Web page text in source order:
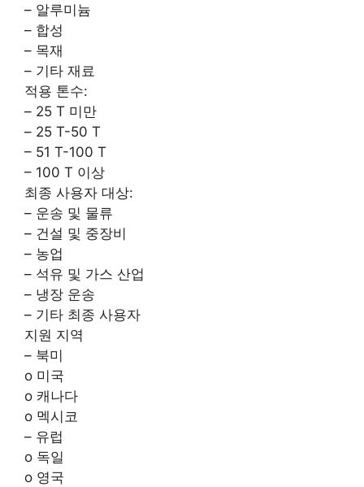
– 알루미늄
– 합성
– 목재
– 기타 재료
적용 톤수:
– 25 T 미만
– 25 T-50 T
– 51 T-100 T
– 100 T 이상
최종 사용자 대상:
– 운송 및 물류
– 건설 및 중장비
– 농업
– 석유 및 가스 산업
– 냉장 운송
– 기타 최종 사용자
지원 지역
– 북미
o 미국
o 캐나다
o 멕시코
– 유럽
o 독일
o 영국